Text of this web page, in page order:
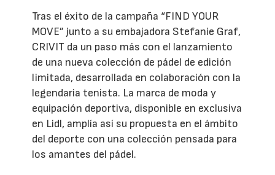
Tras el éxito de la campaña “FIND YOUR
MOVE” junto a su embajadora Stefanie Graf,
CRIVIT da un paso más con el lanzamiento
de una nueva colección de pádel de edición
limitada, desarrollada en colaboración con la
legendaria tenista. La marca de moda y
equipación deportiva, disponible en exclusiva
en Lidl, amplía así su propuesta en el ámbito
del deporte con una colección pensada para
los amantes del pádel.